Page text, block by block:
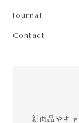
Journal
Contact
新商品やキ